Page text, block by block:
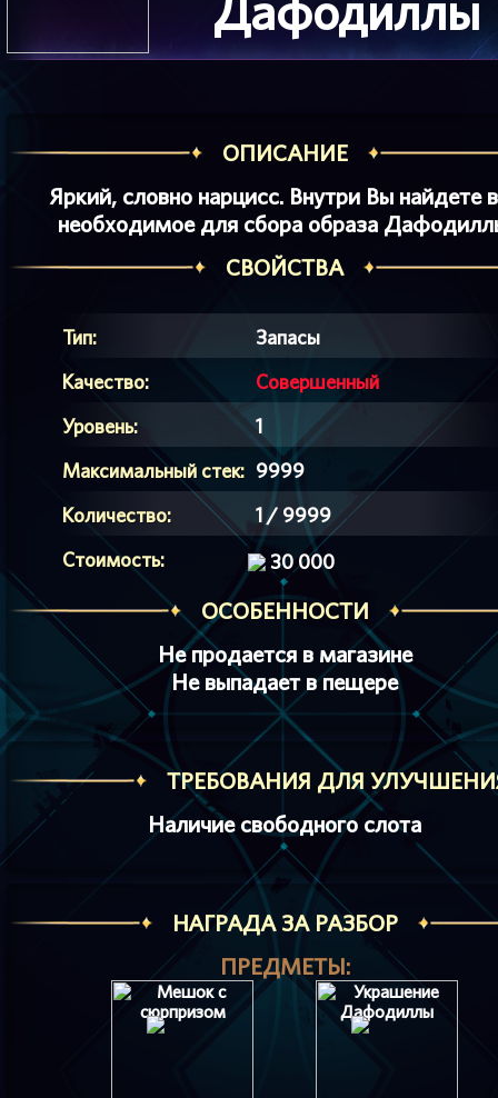
Дафодиллы
ОПИСАНИЕ
Яркий, словно нарцисс. Внутри Вы найдете
необходимое для сбора образа
СВОЙСТВА
Тип:
Запасы
Качество:
Совершенный
Уровень:
1
Максимальный стек: 9999
Количество:
1 / 9999
Стоимость:
30 000
ОСОБЕННОСТИ
Не продается в магазине
Не выпадает в пещере
ТРЕБОВАНИЯ ДЛЯ
Наличие свободного слота
НАГРАДА ЗА РАЗБОР
ПРЕДМЕТЫ: